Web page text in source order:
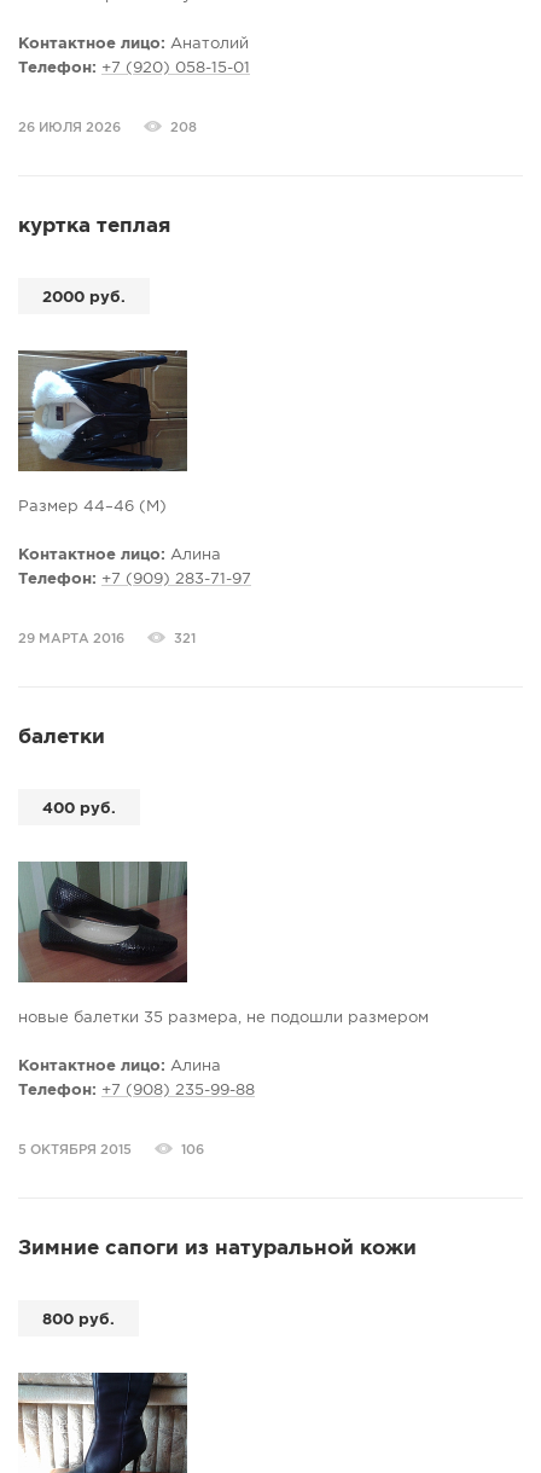
Контактное лицо: Анатолий
Телефон: +7 (920) 058-15-01
26 ИЮЛЯ 2026 208
куртка теплая
2000 руб.
Размер 44–46 (M)
Контактное лицо: Алина
Телефон: +7 (909) 283-71-97
29 МАРТА 2016 321
балетки
400 руб.
новые балетки 35 размера, не подошли размером
Контактное лицо: Алина
Телефон: +7 (908) 235-99-88
5 ОКТЯБРЯ 2015 106
Зимние сапоги из натуральной кожи
800 руб.